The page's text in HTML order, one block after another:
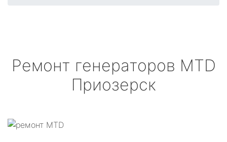
Ремонт генераторов MTD
Приозерск